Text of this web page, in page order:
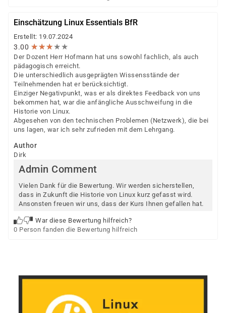
Einschätzung Linux Essentials BfR
Erstellt: 19.07.2024
3.00 ★★★★★
★★★★★
Der Dozent Herr Hofmann hat uns sowohl fachlich, als auch
pädagogisch erreicht.
Die unterschiedlich ausgeprägten Wissensstände der
Teilnehmenden hat er berücksichtigt.
Einziger Negativpunkt, was er als direktes Feedback von uns
bekommen hat, war die anfängliche Ausschweifung in die
Historie von Linux.
Abgesehen von den technischen Problemen (Netzwerk), die bei
uns lagen, war ich sehr zufrieden mit dem Lehrgang.
Author
Dirk
Admin Comment
Vielen Dank für die Bewertung. Wir werden sicherstellen,
dass in Zukunft die Historie von Linux kurz gefasst wird.
Ansonsten freuen wir uns, dass der Kurs Ihnen gefallen hat.
War diese Bewertung hilfreich?
0 Person fanden die Bewertung hilfreich